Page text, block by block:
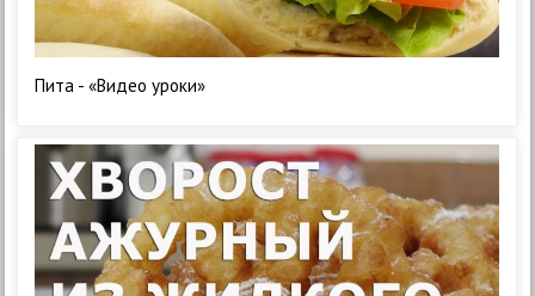
Пита - «Видео уроки»